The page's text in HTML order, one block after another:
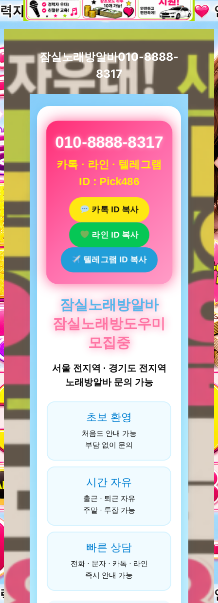
잠실노래방알바010-8888-
8317
010-8888-8317
카톡 · 라인 · 텔레그램
ID : Pick486
카톡 ID 복사
라인 ID 복사
텔레그램 ID 복사
잠실노래방알바
잠실노래방도우미
모집중
서울 전지역 · 경기도 전지역
노래방알바 문의 가능
초보 환영
처음도 안내 가능
부담 없이 문의
시간 자유
출근 · 퇴근 자유
주말 · 투잡 가능
빠른 상담
전화 · 문자 · 카톡 · 라인
즉시 안내 가능